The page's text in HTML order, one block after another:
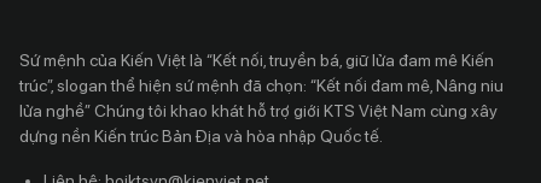
Sứ mệnh của Kiến Việt là “Kết nối, truyền bá, giữ lửa đam mê Kiến
trúc”, slogan thể hiện sứ mệnh đã chọn: “Kết nối đam mê, Nâng niu
lửa nghề” Chúng tôi khao khát hỗ trợ giới KTS Việt Nam cùng xây
dựng nền Kiến trúc Bản Địa và hòa nhập Quốc tế.